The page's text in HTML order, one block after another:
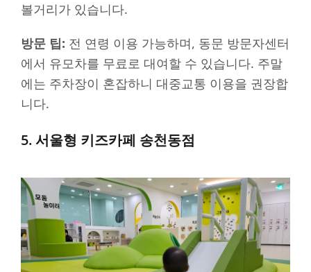
볼거리가 있습니다.
방문 팁: 전 연령 이용 가능하며, 동문 방문자센터
에서 유모차를 무료로 대여할 수 있습니다. 주말
에는 주차장이 혼잡하니 대중교통 이용을 권장합
니다.
5. 서울형 키즈카페 송천동점